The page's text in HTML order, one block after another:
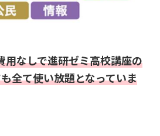
なしで進研ゼミ高校講座の
全て使い放題となっていま